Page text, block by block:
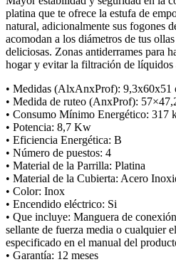
platina que te ofrece la estufa de
natural, adicionalmente sus fogones
acomodan a los diámetros de tus
deliciosas. Zonas antiderrames para
hogar y evitar la filtración de
• Medidas (AlxAnxProf): 9,3x60x51
• Medida de ruteo (AnxProf):
• Consumo Mínimo Energético: 317
• Potencia: 8,7 Kw
• Eficiencia Energética: B
• Número de puestos: 4
• Material de la Parrilla: Platina
• Material de la Cubierta: Acero
• Color: Inox
• Encendido eléctrico: Si
• Que incluye: Manguera de
sellante de fuerza media o cualquier
especificado en el manual del
• Garantía: 12 meses